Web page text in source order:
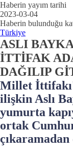
Haberin yayım tarihi
2023-03-04
Haberin bulunduğu
Türkiye
ASLI
İTTİFAK
DAĞILIP
Millet
ilişkin Aslı
yumurta
ortak